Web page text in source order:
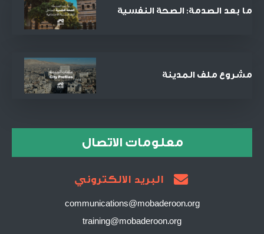
ما بعد الصدمة: الصحة النفسية
مشروع ملف المدينة
معلومات الاتصال
البريد الالكتروني
communications@mobaderoon.org
training@mobaderoon.org